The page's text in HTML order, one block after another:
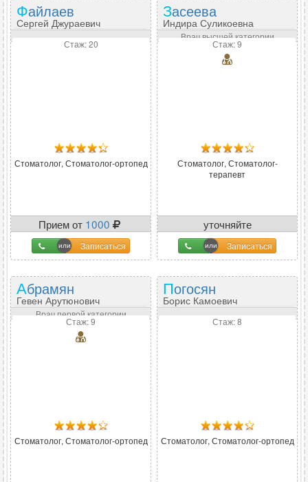
Файлаев
Сергей Джураевич
Стаж: 20
Стоматолог, Стоматолог-ортопед
Прием от 1000
Записаться
Засеева
Индира Суликоевна
Врач высшей категории
Стаж: 9
Стоматолог, Стоматолог-
терапевт
уточняйте
Записаться
Абрамян
Гевен Арутюнович
Врач первой категории
Стаж: 9
Стоматолог, Стоматолог-ортопед
Погосян
Борис Камоевич
Стаж: 8
Стоматолог, Стоматолог-ортопед